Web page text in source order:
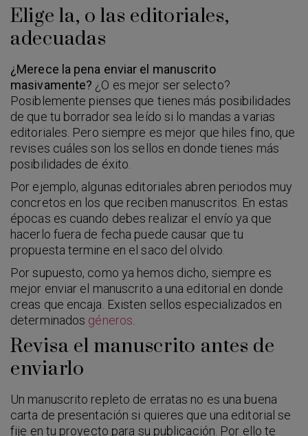
Elige la, o las editoriales,
adecuadas
¿Merece la pena enviar el manuscrito
masivamente? ¿O es mejor ser selecto?
Posiblemente pienses que tienes más posibilidades
de que tu borrador sea leído si lo mandas a varias
editoriales. Pero siempre es mejor que hiles fino, que
revises cuáles son los sellos en donde tienes más
posibilidades de éxito.
Por ejemplo, algunas editoriales abren periodos muy
concretos en los que reciben manuscritos. En estas
épocas es cuando debes realizar el envío ya que
hacerlo fuera de fecha puede causar que tu
propuesta termine en el saco del olvido.
Por supuesto, como ya hemos dicho, siempre es
mejor enviar el manuscrito a una editorial en donde
creas que encaja. Existen sellos especializados en
determinados géneros.
Revisa el manuscrito antes de
enviarlo
Un manuscrito repleto de erratas no es una buena
carta de presentación si quieres que una editorial se
fije en tu proyecto para su publicación. Por ello te